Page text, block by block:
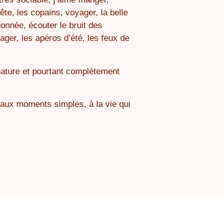
les copains, voyager, la belle
écouter le bruit des
les apéros d’été, les feux de
et pourtant complètement
moments simples, à la vie qui